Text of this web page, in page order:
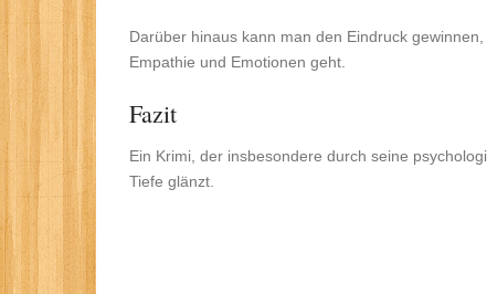
Darüber hinaus kann man den Eindruck
Empathie und Emotionen geht.
Fazit
Ein Krimi, der insbesondere durch seine
Tiefe glänzt.